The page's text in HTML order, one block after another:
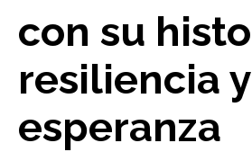
con su
resiliencia y
esperanza